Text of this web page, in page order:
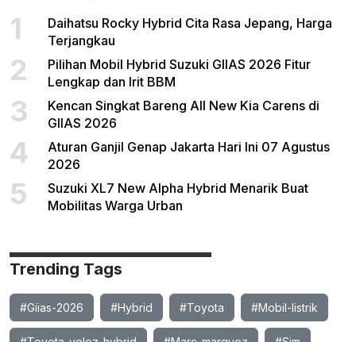
1
Daihatsu Rocky Hybrid Cita Rasa Jepang, Harga
Terjangkau
2
Pilihan Mobil Hybrid Suzuki GIIAS 2026 Fitur
Lengkap dan Irit BBM
3
Kencan Singkat Bareng All New Kia Carens di
GIIAS 2026
4
Aturan Ganjil Genap Jakarta Hari Ini 07 Agustus
2026
5
Suzuki XL7 New Alpha Hybrid Menarik Buat
Mobilitas Warga Urban
Trending Tags
#Giias-2026 #Hybrid #Toyota #Mobil-listrik